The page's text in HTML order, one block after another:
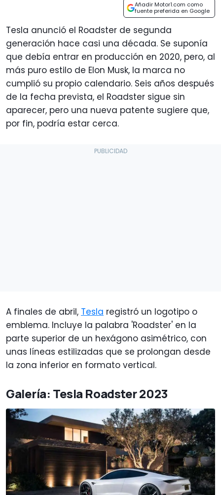
Añadir Motor1.com como
fuente preferida en Google
Tesla anunció el Roadster de segunda
generación hace casi una década. Se suponía
que debía entrar en producción en 2020, pero, al
más puro estilo de Elon Musk, la marca no
cumplió su propio calendario. Seis años después
de la fecha prevista, el Roadster sigue sin
aparecer, pero una nueva patente sugiere que,
por fin, podría estar cerca.
A finales de abril, Tesla registró un logotipo o
emblema. Incluye la palabra 'Roadster' en la
parte superior de un hexágono asimétrico, con
unas líneas estilizadas que se prolongan desde
la zona inferior en formato vertical.
Galería: Tesla Roadster 2023